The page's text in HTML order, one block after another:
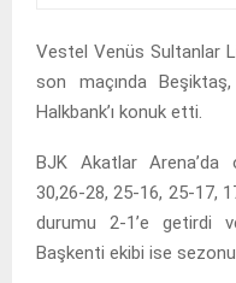
Vestel Venüs Sultanlar
son maçında
Halkbank’ı konuk etti.
BJK Akatlar Arena’da
30,26-28, 25-16, 25-17,
durumu 2-1’e getirdi
Başkenti ekibi ise sezonu